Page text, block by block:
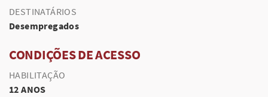
DESTINATÁRIOS
Desempregados
CONDIÇÕES DE ACESSO
HABILITAÇÃO
12 ANOS